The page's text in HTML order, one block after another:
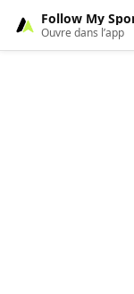
Follow My
Ouvre dans l’app